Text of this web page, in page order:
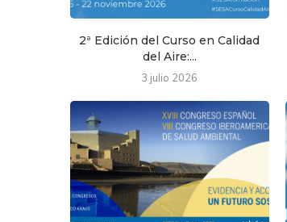
2ª Edición del Curso en Calidad
del Aire:...
3 julio 2026